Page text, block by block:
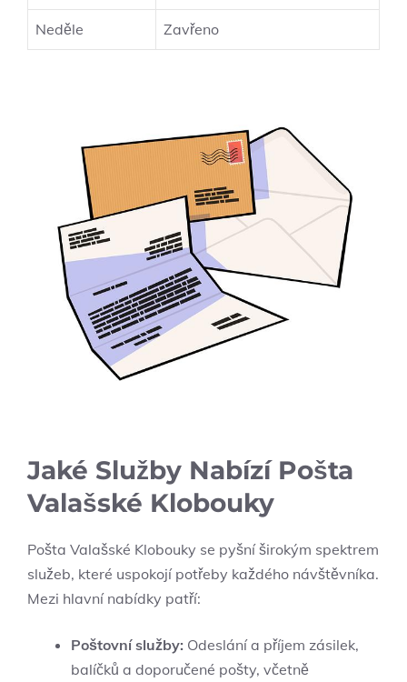
Neděle Zavřeno
Jaké ‌Služby Nabízí Pošta
Valašské Klobouky
Pošta ⁣Valašské Klobouky se⁢ pyšní širokým spektrem
služeb,⁤ které uspokojí potřeby‌ každého ⁤návštěvníka.
Mezi hlavní nabídky patří:
Poštovní služby: Odeslání a příjem zásilek,
balíčků a ⁣doporučené​ pošty, včetně